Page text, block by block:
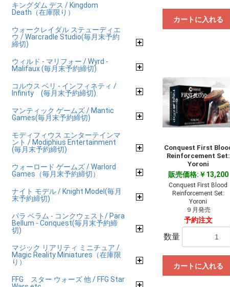
キングダム デス / Kingdom
Death（在庫限り）
ウォークレイダル ステューディエ
ウ / Warcradle Studio(毎月末予約
締切)
ウィルド - マリフォー / Wyrd -
Malifaux (毎月末予約締切)
コルウス ベリ - インフィネティ /
Infinity (毎月末予約締切)
マンティック ゲームズ / Mantic
Games(毎月末予約締切)
モディフィウス エンターテインマ
ント / Modiphius Entertainment
(毎月末予約締切)
ウォーロード ゲームズ / Warlord
Games（毎月末予約締切）
ナイト モデル / Knight Model(毎月
末予約締切)
パラ ベラム - コンクウェスト/ Para
Bellum - Conquest(毎月末予約締
切)
マジック リアリティ ミニチュア /
Magic Reality Miniatures（在庫限
り）
FFG スター ウォーズ 他 / FFG Star
カートに入れる
Conquest First
Reinforcement Set:
Yoroni
販売価格:￥13,200
Conquest First Blood
Reinforcement Set:
Yoroni
９月発売
予約注文
数量
カートに入れる